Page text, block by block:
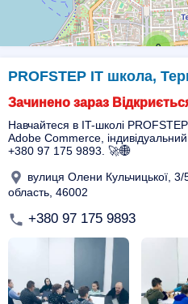
9
PROFSTEP ІТ школа,
Зачинено зараз
Навчайтеся в IT-школі
Adobe Commerce,
+380 97 175 9893. 🚀🌐
вулиця Олени Кульчицької, 3/
область, 46002
+380 97 175 9893